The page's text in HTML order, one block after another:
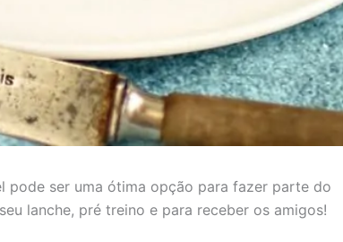
pode ser uma ótima opção para fazer parte do
lanche, pré treino e para receber os amigos!